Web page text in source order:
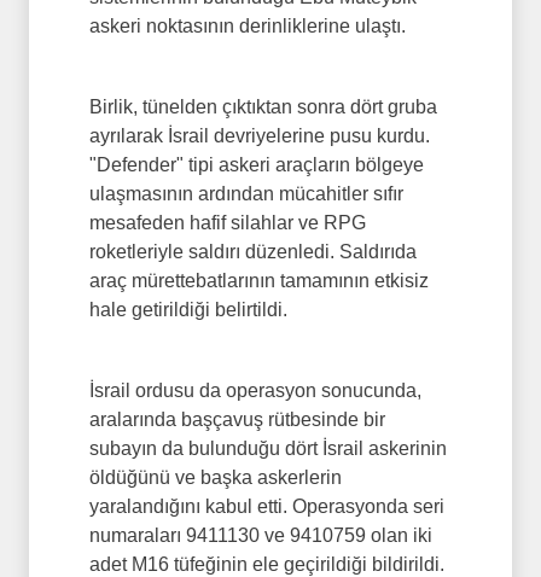
askeri noktasının derinliklerine ulaştı.
Birlik, tünelden çıktıktan sonra dört gruba
ayrılarak İsrail devriyelerine pusu kurdu.
"Defender" tipi askeri araçların bölgeye
ulaşmasının ardından mücahitler sıfır
mesafeden hafif silahlar ve RPG
roketleriyle saldırı düzenledi. Saldırıda
araç mürettebatlarının tamamının etkisiz
hale getirildiği belirtildi.
İsrail ordusu da operasyon sonucunda,
aralarında başçavuş rütbesinde bir
subayın da bulunduğu dört İsrail askerinin
öldüğünü ve başka askerlerin
yaralandığını kabul etti. Operasyonda seri
numaraları 9411130 ve 9410759 olan iki
adet M16 tüfeğinin ele geçirildiği bildirildi.